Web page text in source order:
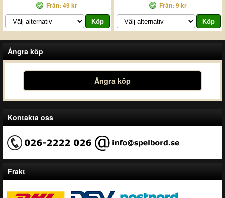
Från: 49 kr Från: 9 kr
Ångra köp
Ångra köp
Kontakta oss
Frakt